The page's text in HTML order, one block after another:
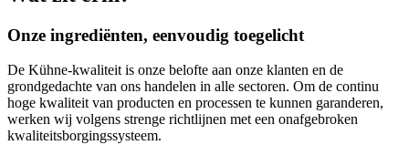
Onze ingrediënten, eenvoudig toegelicht
De Kühne-kwaliteit is onze belofte aan onze klanten en de
grondgedachte van ons handelen in alle sectoren. Om de continu
hoge kwaliteit van producten en processen te kunnen garanderen,
werken wij volgens strenge richtlijnen met een onafgebroken
kwaliteitsborgingssysteem.